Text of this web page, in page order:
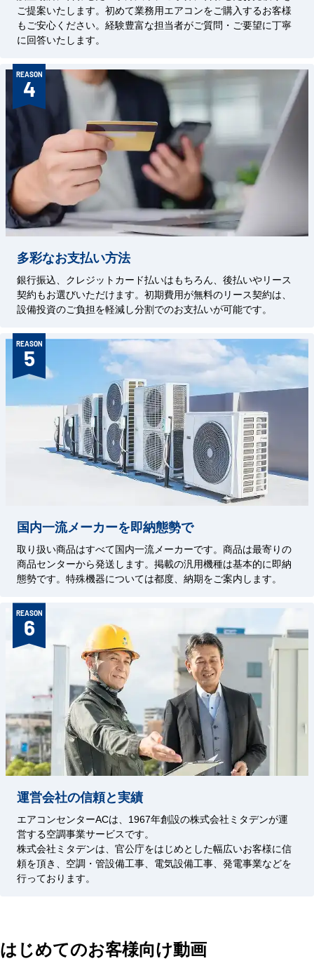
ご提案いたします。初めて業務用エアコンをご購入するお客様
もご安心ください。経験豊富な担当者がご質問・ご要望に丁寧
に回答いたします。
REASON
4
多彩なお支払い方法
銀行振込、クレジットカード払いはもちろん、後払いやリース
契約もお選びいただけます。初期費用が無料のリース契約は、
設備投資のご負担を軽減し分割でのお支払いが可能です。
REASON
5
国内一流メーカーを即納態勢で
取り扱い商品はすべて国内一流メーカーです。商品は最寄りの
商品センターから発送します。掲載の汎用機種は基本的に即納
態勢です。特殊機器については都度、納期をご案内します。
REASON
6
運営会社の信頼と実績
エアコンセンターACは、1967年創設の株式会社ミタデンが運
営する空調事業サービスです。
株式会社ミタデンは、官公庁をはじめとした幅広いお客様に信
頼を頂き、空調・管設備工事、電気設備工事、発電事業などを
行っております。
はじめてのお客様向け動画